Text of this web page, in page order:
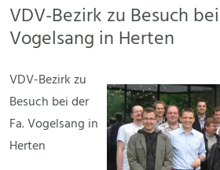
VDV-Bezirk zu Besuch
Vogelsang in Herten
VDV-Bezirk zu
Besuch bei der
Fa. Vogelsang in
Herten